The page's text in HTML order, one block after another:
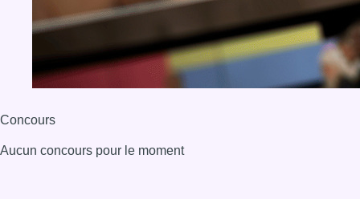
Concours
Aucun concours pour le moment